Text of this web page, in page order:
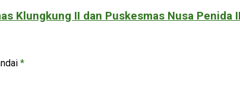
Klungkung II dan Puskesmas Nusa Penida
*